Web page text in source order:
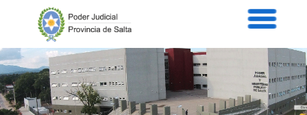
Servicios
Prensa
Intranet